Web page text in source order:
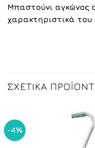
Μπαστούνι αγκώνος
χαρακτηριστικά του
ΣΧΕΤΙΚΆ
-4%